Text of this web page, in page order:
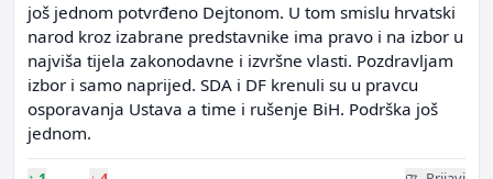
još jednom potvrđeno Dejtonom. U tom smislu hrvatski
narod kroz izabrane predstavnike ima pravo i na izbor u
najviša tijela zakonodavne i izvršne vlasti. Pozdravljam
izbor i samo naprijed. SDA i DF krenuli su u pravcu
osporavanja Ustava a time i rušenje BiH. Podrška još
jednom.